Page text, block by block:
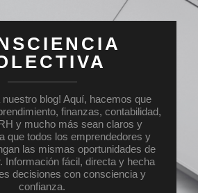
nuestro blog! Aquí, hacemos que
finanzas, contabilidad,
y mucho más sean claros y
que todos los emprendedores y
las mismas oportunidades de
Información fácil, directa y hecha
decisiones con consciencia y
confianza.